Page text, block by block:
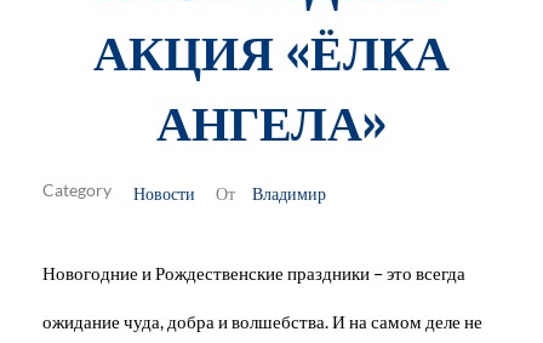
АКЦИЯ «ЁЛКА
АНГЕЛА»
От Владимир
Новости
Новогодние и Рождественские праздники – это всегда
ожидание чуда, добра и волшебства. И на самом деле не